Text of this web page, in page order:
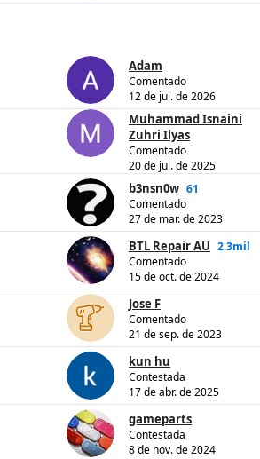
Adam
Comentado
12 de jul. de 2026
Muhammad Isnaini
Zuhri Ilyas
Comentado
20 de jul. de 2025
b3nsn0w 61
Comentado
27 de mar. de 2023
BTL Repair AU 2.3mil
Comentado
15 de oct. de 2024
Jose F
Comentado
21 de sep. de 2023
kun hu
Contestada
17 de abr. de 2025
gameparts
Contestada
8 de nov. de 2024